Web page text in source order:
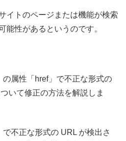
イトのページまたは機能が検索
能性があるというのです。
属性「href」で不正な形式の
いて修正の方法を解説しま
不正な形式の URL が検出さ